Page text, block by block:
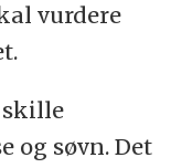
vurdere
skille
og søvn. Det